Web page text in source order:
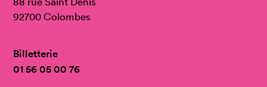
92700 Colombes
Billetterie
01 56 05 00 76